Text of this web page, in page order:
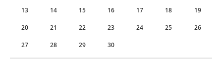
13 14 15 16 17 18 19
20 21 22 23 24 25 26
27 28 29 30